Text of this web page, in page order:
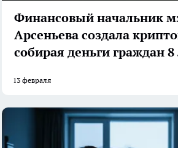
Финансовый начальник
Арсеньева создала
собирая деньги граждан 8
13 февраля